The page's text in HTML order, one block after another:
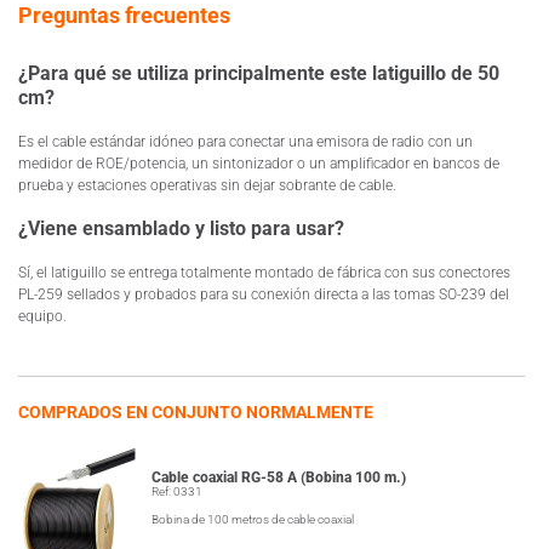
Preguntas frecuentes
¿Para qué se utiliza principalmente este latiguillo de 50
cm?
Es el cable estándar idóneo para conectar una emisora de radio con un
medidor de ROE/potencia, un sintonizador o un amplificador en bancos de
prueba y estaciones operativas sin dejar sobrante de cable.
¿Viene ensamblado y listo para usar?
Sí, el latiguillo se entrega totalmente montado de fábrica con sus conectores
PL-259 sellados y probados para su conexión directa a las tomas SO-239 del
equipo.
COMPRADOS EN CONJUNTO NORMALMENTE
Cable coaxial RG-58 A (Bobina 100 m.)
Ref: 0331
Bobina de 100 metros de cable coaxial